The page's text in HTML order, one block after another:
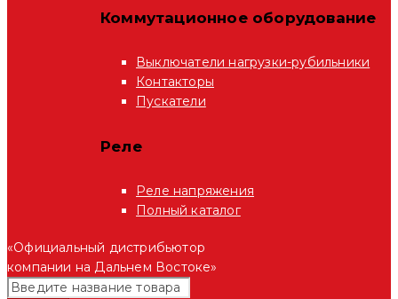
Коммутационное оборудование
Выключатели нагрузки-рубильники
Контакторы
Пускатели
Реле
Реле напряжения
Полный каталог
«Официальный дистрибьютор
компании на Дальнем Востоке»